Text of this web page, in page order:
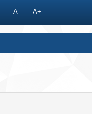
A A+